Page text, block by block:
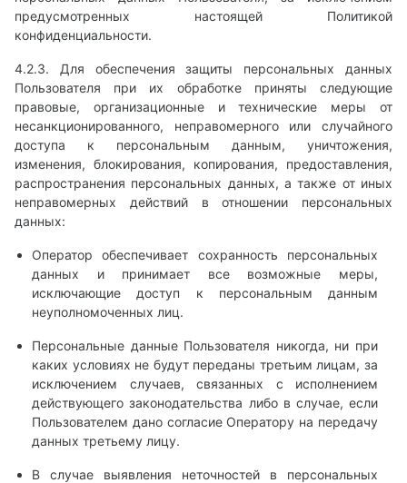
предусмотренных настоящей Политикой
конфиденциальности.
4.2.3. Для обеспечения защиты персональных данных
Пользователя при их обработке приняты следующие
правовые, организационные и технические меры от
несанкционированного, неправомерного или случайного
доступа к персональным данным, уничтожения,
изменения, блокирования, копирования, предоставления,
распространения персональных данных, а также от иных
неправомерных действий в отношении персональных
данных:
Оператор обеспечивает сохранность персональных
данных и принимает все возможные меры,
исключающие доступ к персональным данным
неуполномоченных лиц.
Персональные данные Пользователя никогда, ни при
каких условиях не будут переданы третьим лицам, за
исключением случаев, связанных с исполнением
действующего законодательства либо в случае, если
Пользователем дано согласие Оператору на передачу
данных третьему лицу.
В случае выявления неточностей в персональных